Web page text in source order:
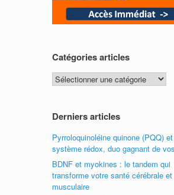
Catégories articles
Catégories
articles
Derniers articles
Pyrroloquinoléine quinone (PQQ) et
système rédox, duo gagnant de
BDNF et myokines : le tandem qui
transforme votre santé cérébrale et
musculaire